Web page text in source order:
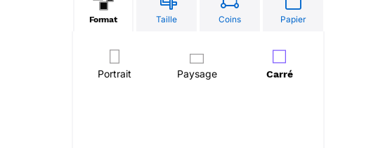
Format Taille Coins Papier
Portrait Paysage Carré